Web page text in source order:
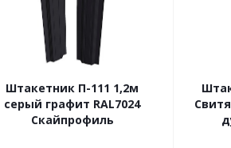
Штакетник П-111 1,2м
серый графит RAL7024
Скайпрофиль